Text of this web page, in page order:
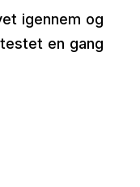
igennem og
en gang